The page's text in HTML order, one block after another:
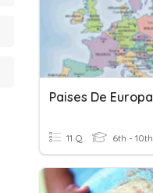
Paises De Europa
11 Q 6th - 10th